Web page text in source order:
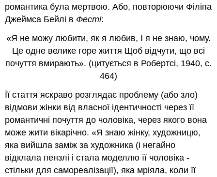
романтика була мертвою. Або, повторюючи Філіпа
Джеймса Бейлі в Фесті:
«Я не можу любити, як я любив, І я не знаю, чому.
Це одне велике горе життя Щоб відчути, що всі
почуття вмирають». (цитується в Робертсі, 1940, с.
464)
Її стаття яскраво розглядає проблему (або зло)
відмови жінки від власної ідентичності через її
романтичні почуття до чоловіка, через якого вона
може жити вікарічно. «Я знаю жінку, художницю,
яка вийшла заміж за художника (і негайно
відклала пензлі і стала моделлю її чоловіка -
стільки для самореалізації), яка мріяла, коли її